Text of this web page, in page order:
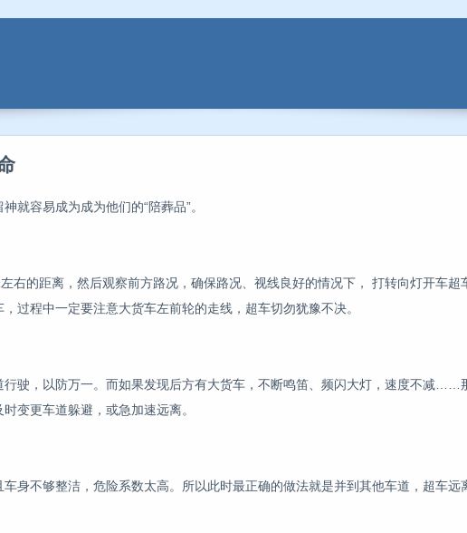
就容易成为成为他们的“陪葬品”。
右的距离，然后观察前方路况，确保路况、视线良好的情况下， 打转向灯开车超
过程中一定要注意大货车左前轮的走线，超车切勿犹豫不决。
驶，以防万一。而如果发现后方有大货车，不断鸣笛、频闪大灯，速度不减……
变更车道躲避，或急加速远离。
身不够整洁，危险系数太高。所以此时最正确的做法就是并到其他车道，超车远